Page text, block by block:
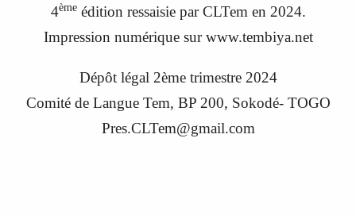
4èmeédition ressaisie par CLTem en 2024.
Impression numérique sur www.tembiya.net
Dépôt légal 2ème trimestre 2024
Comité de Langue Tem, BP 200, Sokodé- TOGO
Pres.CLTem@gmail.com